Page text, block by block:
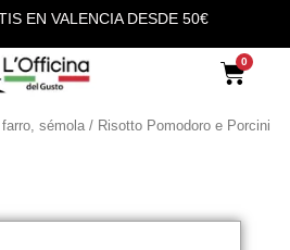
EN VALENCIA DESDE 50€
sémola / Risotto Pomodoro e Porcini